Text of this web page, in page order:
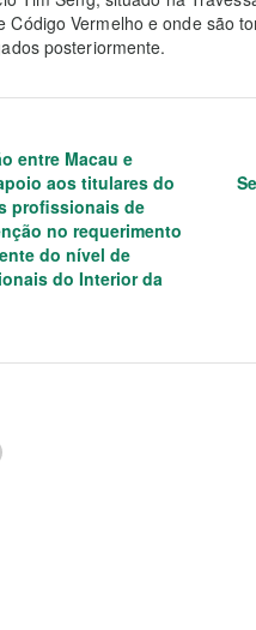
Código Vermelho e onde são
posteriormente.
entre Macau e
aos titulares do
profissionais de
no requerimento
do nível de
do Interior da